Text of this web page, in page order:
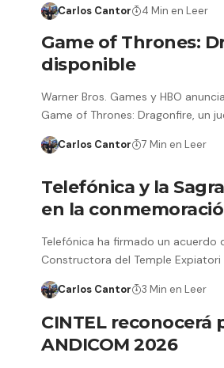
Carlos Cantor 4 Min en Leer
Game of Thrones:
disponible
Warner Bros. Games y HBO
Game of Thrones: Dragonfire, un
Carlos Cantor 7 Min en Leer
Telefónica y la
en la
Telefónica ha firmado un
Constructora del Temple
Carlos Cantor 3 Min en Leer
CINTEL reconocerá
ANDICOM 2026